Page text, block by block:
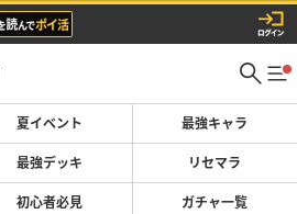
夏イベント 最強キャラ
最強デッキ リセマラ
初心者必見 ガチャ一覧